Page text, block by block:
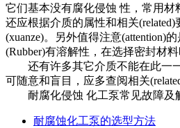
它们基本没有腐化侵蚀 性，常用材
还应根据介质的属性和相关
(xuanze)。另外值得注意(attention)
(Rubber)有溶解性，在选择密封材料
还有许多其它介质不能在此一
可随意和盲目，应多查阅相关
耐腐化侵蚀 化工泵常见故障及
耐腐蚀化工泵的选型方法